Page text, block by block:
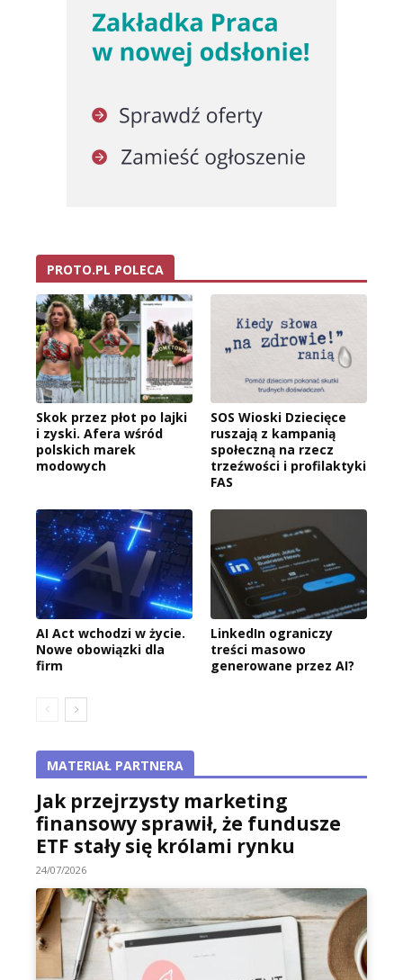
PROTO.PL POLECA
Skok przez płot po lajki
i zyski. Afera wśród
polskich marek
modowych
SOS Wioski Dziecięce
ruszają z kampanią
społeczną na rzecz
trzeźwości i profilaktyki
FAS
AI Act wchodzi w życie.
Nowe obowiązki dla
firm
LinkedIn ograniczy
treści masowo
generowane przez AI?
MATERIAŁ PARTNERA
Jak przejrzysty marketing
finansowy sprawił, że fundusze
ETF stały się królami rynku
24/07/2026